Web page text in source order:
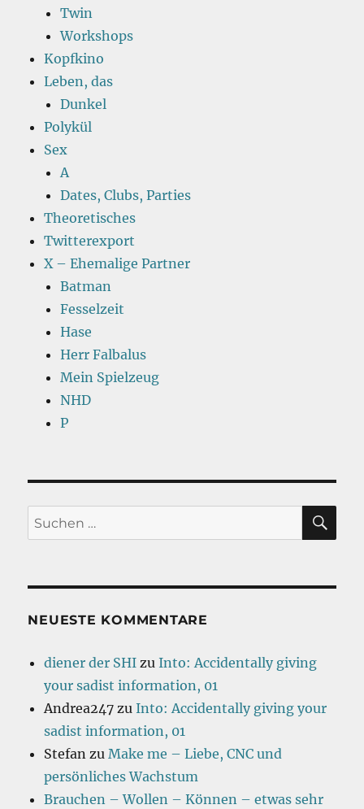
Twin
Workshops
Kopfkino
Leben, das
Dunkel
Polykül
Sex
A
Dates, Clubs, Parties
Theoretisches
Twitterexport
X – Ehemalige Partner
Batman
Fesselzeit
Hase
Herr Falbalus
Mein Spielzeug
NHD
P
Suchen
nach:
NEUESTE KOMMENTARE
diener der SHI zuInto: Accidentally giving
your sadist information, 01
Andrea247 zuInto: Accidentally giving your
sadist information, 01
Stefan zuMake me – Liebe, CNC und
persönliches Wachstum
Brauchen – Wollen – Können – etwas sehr